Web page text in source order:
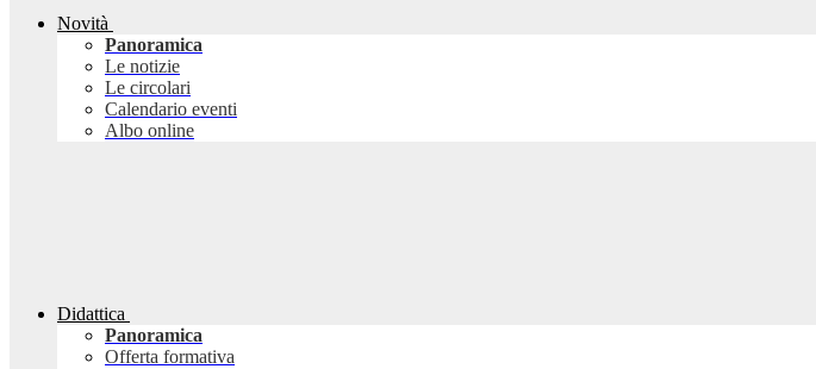
Novità
Panoramica
Le notizie
Le circolari
Calendario eventi
Albo online
Didattica
Panoramica
Offerta formativa